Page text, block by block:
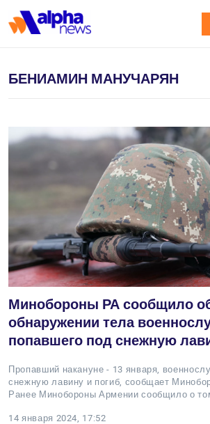
БЕНИАМИН МАНУЧАРЯН
Минобороны РА сообщило
обнаружении тела
попавшего под снежную
Пропавший накануне - 13 января,
снежную лавину и погиб, сообщает
Ранее Минобороны Армении сообщило о
14 января 2024, 17:52